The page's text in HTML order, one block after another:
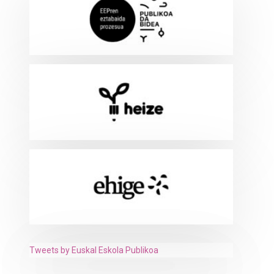
Tweets by Euskal Eskola Publikoa